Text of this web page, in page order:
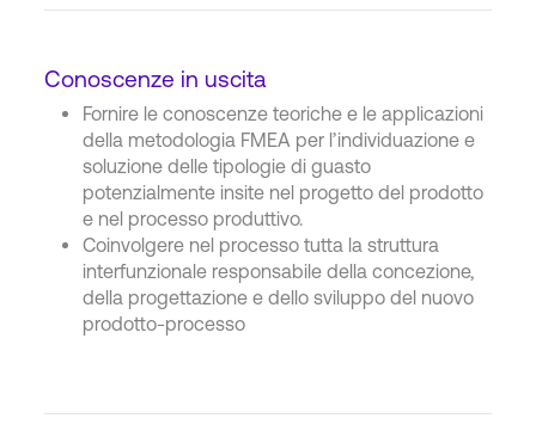
Conoscenze in uscita
Fornire le conoscenze teoriche e le applicazioni
della metodologia FMEA per l’individuazione e
soluzione delle tipologie di guasto
potenzialmente insite nel progetto del prodotto
e nel processo produttivo.
Coinvolgere nel processo tutta la struttura
interfunzionale responsabile della concezione,
della progettazione e dello sviluppo del nuovo
prodotto-processo